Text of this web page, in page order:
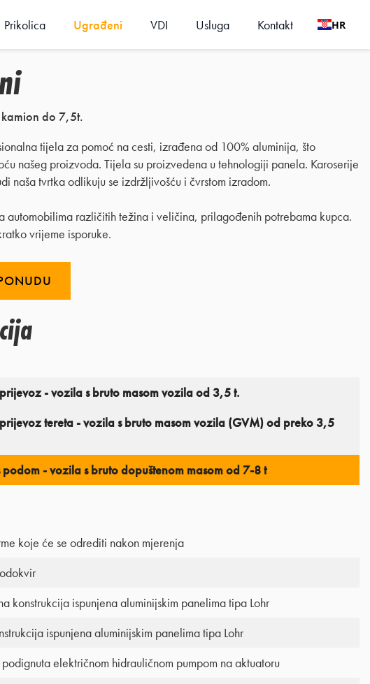
Prikolica Ugrađeni VDI Usluga Kontakt HR
do 7,5t.
tijela za pomoć na cesti, izrađena od 100% aluminija, što
našeg proizvoda. Tijela su proizvedena u tehnologiji panela. Karoserije
naša tvrtka odlikuju se izdržljivošću i čvrstom izradom.
automobilima različitih težina i veličina, prilagođenih potrebama kupca.
vrijeme isporuke.
- vozila s bruto masom vozila od 3,5 t.
tereta - vozila s bruto masom vozila (GVM) od preko 3,5
podom - vozila s bruto dopuštenom masom od 7-8 t
koje će se odrediti nakon mjerenja
konstrukcija ispunjena aluminijskim panelima tipa Lohr
ispunjena aluminijskim panelima tipa Lohr
električnom hidrauličnom pumpom na aktuatoru